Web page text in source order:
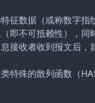
征数据（或称数字指
即不可抵赖性），同
接收者收到报文后，
特殊的散列函数（